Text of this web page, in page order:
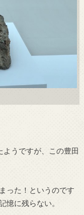
うですが、この豊田
った！というのです
憶に残らない。